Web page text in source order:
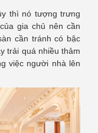
thì nó tượng trưng
gia chủ nên cần
cần tránh có bậc
trải quá nhiều thảm
việc người nhà lên